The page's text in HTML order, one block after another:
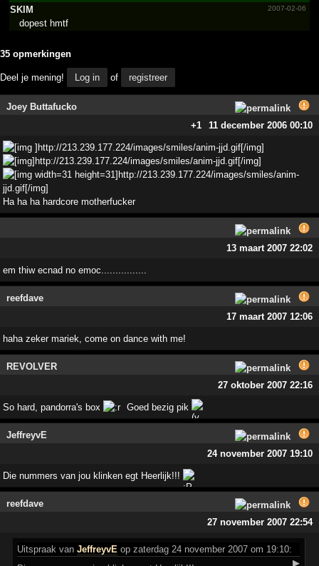
SKIM
2007-02-06
dopest hmtf
35 opmerkingen
Deel je mening! Log in of registreer
Joey Buttafucko
+1
11 december 2006 00:10
Ha ha ha hardcore motherfucker
13 maart 2007 22:02
em thiw ecnad no emoc................
reefdave
17 maart 2007 12:06
haha zeker mariek, come on dance with me!
REVOLVER
27 oktober 2007 22:16
So hard, pandorra's box Goed bezig pik
JeffreyvE
24 november 2007 19:10
Die nummers van jou klinken egt Heerlijk!!!
reefdave
27 november 2007 22:54
Uitspraak vanJeffreyvE op zaterdag 24 november 2007 om 19:10:
▶